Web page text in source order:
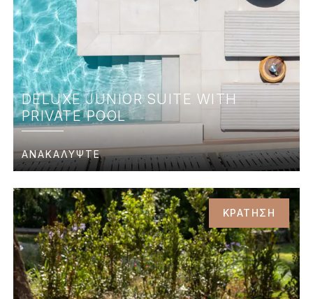
DELUXE JUNIOR SUITE WITH
PRIVATE POOL
ΑΝΑΚΑΛΥΨΤΕ
ΚΡΑΤΗΣΗ